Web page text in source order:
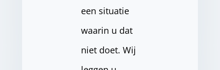
een situatie
waarin u dat
niet doet. Wij